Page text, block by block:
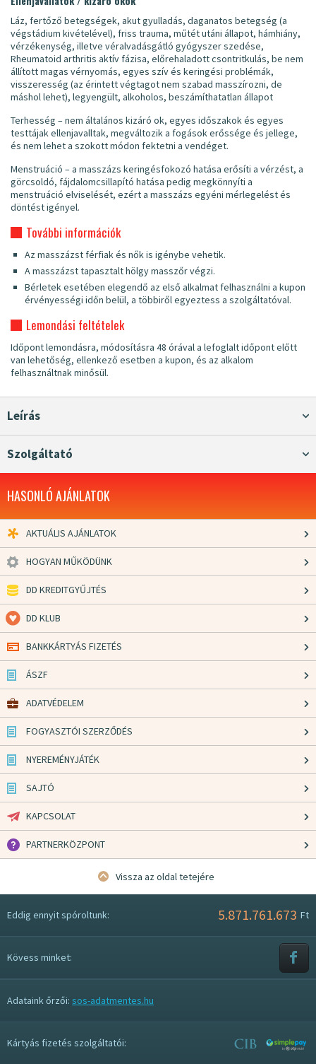
Láz, fertőző betegségek, akut gyulladás, daganatos betegség (a
végstádium kivételével), friss trauma, műtét utáni állapot, hámhiány,
vérzékenység, illetve véralvadásgátló gyógyszer szedése,
Rheumatoid arthritis aktív fázisa, előrehaladott csontritkulás, be nem
állított magas vérnyomás, egyes szív és keringési problémák,
visszeresség (az érintett végtagot nem szabad masszírozni, de
máshol lehet), legyengült, alkoholos, beszámíthatatlan állapot
Terhesség – nem általános kizáró ok, egyes időszakok és egyes
testtájak ellenjavalltak, megváltozik a fogások erőssége és jellege,
és nem lehet a szokott módon fektetni a vendéget.
Menstruáció – a masszázs keringésfokozó hatása erősíti a vérzést, a
görcsoldó, fájdalomcsillapító hatása pedig megkönnyíti a
menstruáció elviselését, ezért a masszázs egyéni mérlegelést és
döntést igényel.
További információk
Az masszázst férfiak és nők is igénybe vehetik.
A masszázst tapasztalt hölgy masszőr végzi.
Bérletek esetében elegendő az első alkalmat felhasználni a kupon
érvényességi időn belül, a többiről egyeztess a szolgáltatóval.
Lemondási feltételek
Időpont lemondásra, módosításra 48 órával a lefoglalt időpont előtt
van lehetőség, ellenkező esetben a kupon, és az alkalom
felhasználtnak minősül.
Leírás
Szolgáltató
HASONLÓ AJÁNLATOK
AKTUÁLIS AJÁNLATOK
HOGYAN MŰKÖDÜNK
DD KREDITGYŰJTÉS
DD KLUB
BANKKÁRTYÁS FIZETÉS
ÁSZF
ADATVÉDELEM
FOGYASZTÓI SZERZŐDÉS
NYEREMÉNYJÁTÉK
SAJTÓ
KAPCSOLAT
PARTNERKÖZPONT
Vissza az oldal tetejére
Eddig ennyit spóroltunk: 5.871.761.673 Ft
Kövess minket:
Adataink őrzői: sos-adatmentes.hu
Kártyás fizetés szolgáltatói: